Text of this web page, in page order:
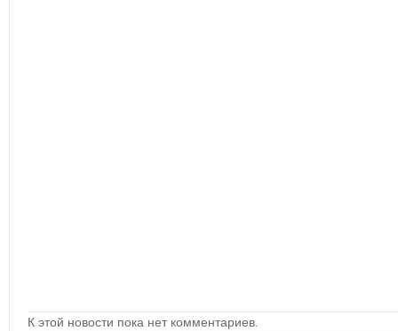
К этой новости пока нет комментариев.